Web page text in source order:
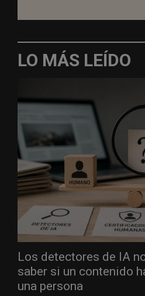
LO MÁS LEÍDO
Los detectores de IA
saber si un contenido
una persona